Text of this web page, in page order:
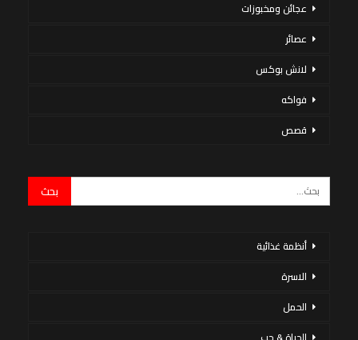
عجائن ومخبوزات
عصائر
لانش بوكس
فواكه
قصص
أنظمة غذائية
الاسرة
الحمل